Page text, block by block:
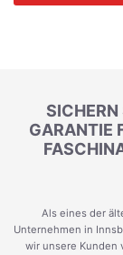
SICHERN
GARANTIE
Als eines der
Unternehmen in
wir unsere Kunden